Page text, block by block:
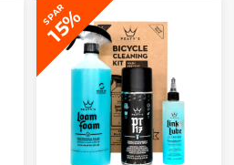
SPAR
15%